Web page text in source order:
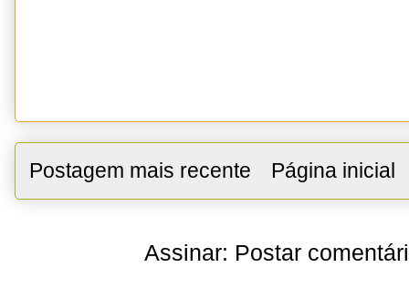
Postagem mais recente Página inicial
Assinar: Postar